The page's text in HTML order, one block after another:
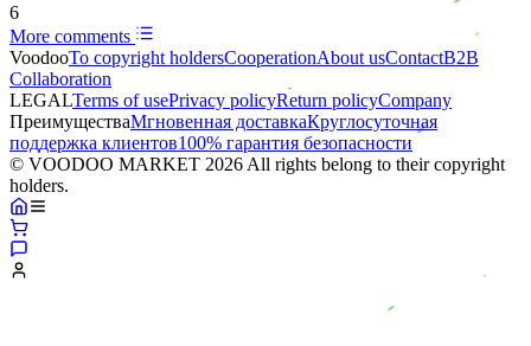
6
More comments
VoodooTo copyright holdersСooperationAbout usContactB2B
Collaboration
LEGALTerms of usePrivacy policyReturn policyCompany
ПреимуществаМгновенная доставкаКруглосуточная
поддержка клиентов100% гарантия безопасности
© VOODOO MARKET 2026 All rights belong to their copyright
holders.